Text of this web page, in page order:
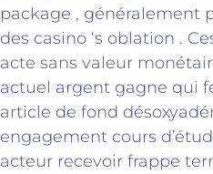
package , généralement
des casino ‘s oblation .
acte sans valeur
actuel argent gagne qui
article de fond
engagement cours
acteur recevoir frappe